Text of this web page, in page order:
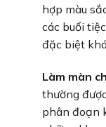
hợp màu
các buổi
đặc biệt
Làm màn
thường
phân đoạn